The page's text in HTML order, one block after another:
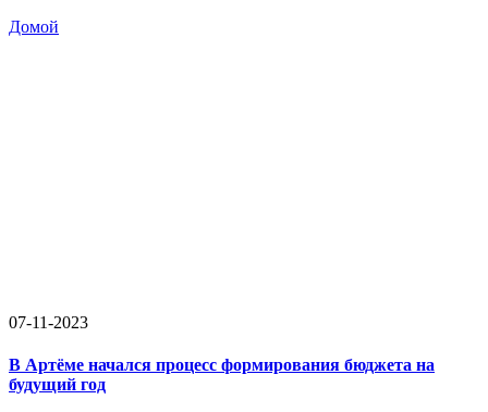
Домой
07-11-2023
В Артёме начался процесс формирования бюджета на
будущий год